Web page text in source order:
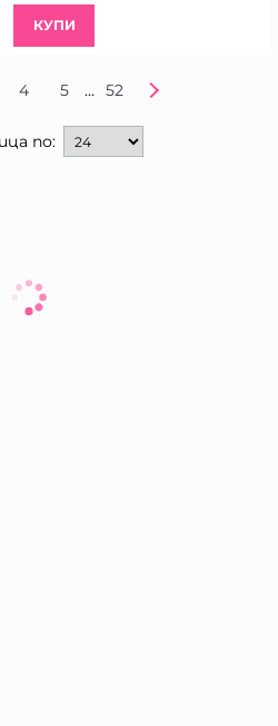
КУПИ
4 5 ... 52
по: